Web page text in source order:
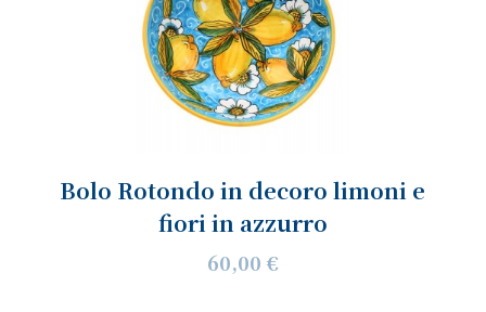
Bolo Rotondo in decoro limoni e
fiori in azzurro
60,00 €